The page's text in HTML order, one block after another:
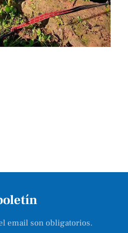
email son obligatorios.